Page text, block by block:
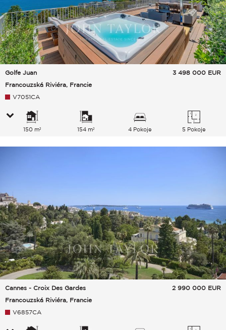
Golfe Juan
Francouzská Riviéra, Francie
3 498 000 EUR
V7051CA
150 m² 154 m² 4 Pokoje 5 Pokoje
Cannes - Croix Des Gardes
Francouzská Riviéra, Francie
2 990 000 EUR
V6857CA